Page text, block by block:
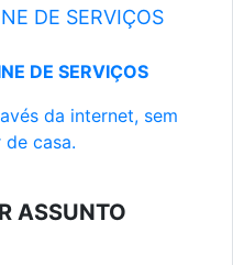
DE SERVIÇOS
DE SERVIÇOS
da internet, sem
de casa.
ASSUNTO